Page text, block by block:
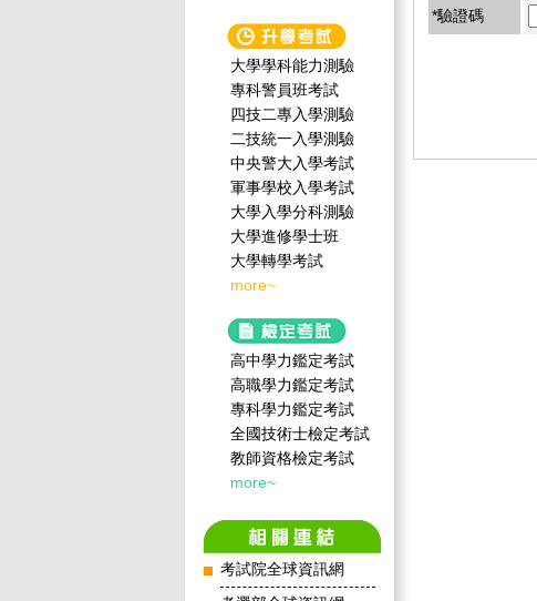
大學學科能力測驗
專科警員班考試
四技二專入學測驗
二技統一入學測驗
中央警大入學考試
軍事學校入學考試
大學入學分科測驗
大學進修學士班
大學轉學考試
more~
高中學力鑑定考試
高職學力鑑定考試
專科學力鑑定考試
全國技術士檢定考試
教師資格檢定考試
more~
考試院全球資訊網
*驗證碼